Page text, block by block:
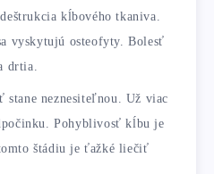
kĺbového tkaniva.
vyskytujú osteofyty. Bolesť
drtia.
stane neznesiteľnou. Už viac
Pohyblivosť kĺbu je
štádiu je ťažké liečiť